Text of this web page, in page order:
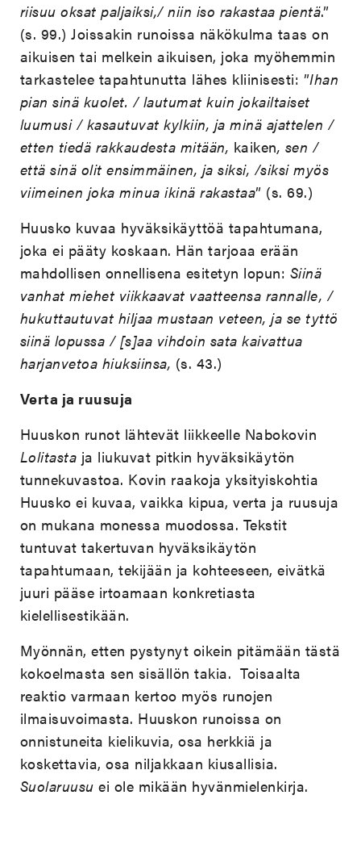
riisuu oksat paljaiksi,/ niin iso rakastaa pientä.”
(s. 99.) Joissakin runoissa näkökulma taas on
aikuisen tai melkein aikuisen, joka myöhemmin
tarkastelee tapahtunutta lähes kliinisesti: ”Ihan
pian sinä kuolet. / lautumat kuin jokailtaiset
luumusi / kasautuvat kylkiin, ja minä ajattelen /
etten tiedä rakkaudesta mitään, kaiken, sen /
että sinä olit ensimmäinen, ja siksi, /siksi myös
viimeinen joka minua ikinä rakastaa” (s. 69.)
Huusko kuvaa hyväksikäyttöä tapahtumana,
joka ei pääty koskaan. Hän tarjoaa erään
mahdollisen onnellisena esitetyn lopun: Siinä
vanhat miehet viikkaavat vaatteensa rannalle, /
hukuttautuvat hiljaa mustaan veteen, ja se tyttö
siinä lopussa / [s]aa vihdoin sata kaivattua
harjanvetoa hiuksiinsa, (s. 43.)
Verta ja ruusuja
Huuskon runot lähtevät liikkeelle Nabokovin
Lolitasta ja liukuvat pitkin hyväksikäytön
tunnekuvastoa. Kovin raakoja yksityiskohtia
Huusko ei kuvaa, vaikka kipua, verta ja ruusuja
on mukana monessa muodossa. Tekstit
tuntuvat takertuvan hyväksikäytön
tapahtumaan, tekijään ja kohteeseen, eivätkä
juuri pääse irtoamaan konkretiasta
kielellisestikään.
Myönnän, etten pystynyt oikein pitämään tästä
kokoelmasta sen sisällön takia. Toisaalta
reaktio varmaan kertoo myös runojen
ilmaisuvoimasta. Huuskon runoissa on
onnistuneita kielikuvia, osa herkkiä ja
koskettavia, osa niljakkaan kiusallisia.
Suolaruusuei ole mikään hyvänmielenkirja.